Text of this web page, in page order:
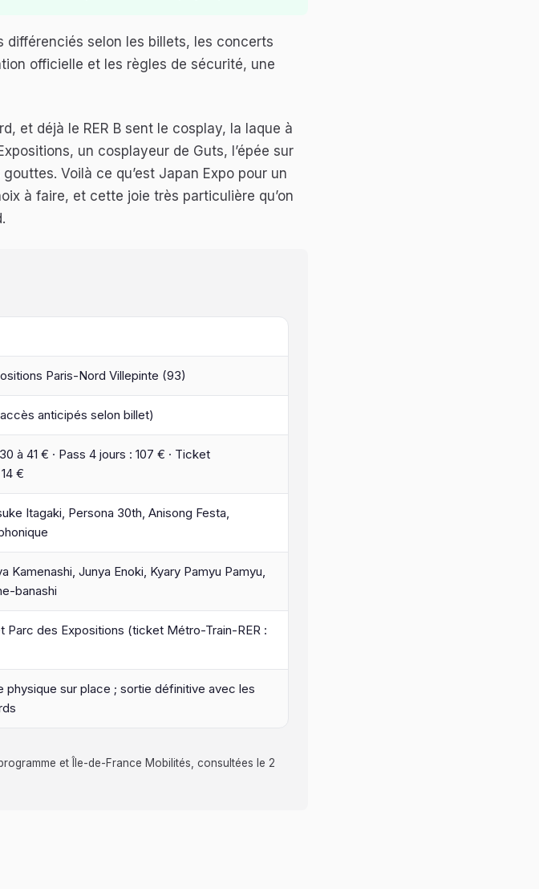
différenciés selon les billets, les concerts
officielle et les règles de sécurité, une
et déjà le RER B sent le cosplay, la laque à
un cosplayeur de Guts, l’épée sur
Voilà ce qu’est Japan Expo pour un
à faire, et cette joie très particulière qu’on
Paris-Nord Villepinte (93)
anticipés selon billet)
à 41 € · Pass 4 jours : 107 € · Ticket
€
Itagaki, Persona 30th, Anisong Festa,
Kamenashi, Junya Enoki, Kyary Pamyu Pamyu,
banashi
Parc des Expositions (ticket Métro-Train-RER :
physique sur place ; sortie définitive avec les
et Île-de-France Mobilités, consultées le 2